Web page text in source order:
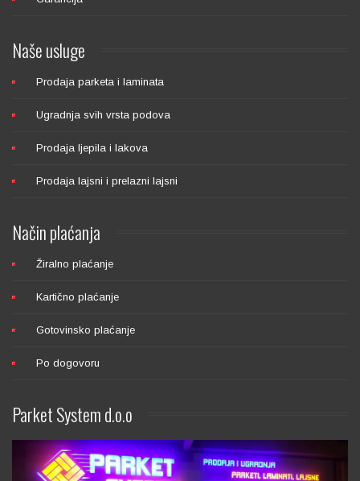
Našeusluge
Prodaja parketa i laminata
Ugradnja svih vrsta podova
Prodaja ljepila i lakova
Prodaja lajsni i prelazni lajsni
Načinplaćanja
Žiralno plaćanje
Kartično plaćanje
Gotovinsko plaćanje
Po dogovoru
ParketSystem d.o.o